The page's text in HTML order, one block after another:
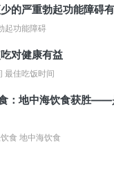
的严重勃起功能障碍
起功能障碍
对健康有益
最佳吃饭时间
：地中海饮食获胜——
食 地中海饮食